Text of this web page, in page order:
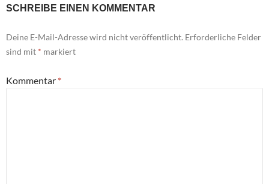
SCHREIBE EINEN KOMMENTAR
Deine E-Mail-Adresse wird nicht veröffentlicht. Erforderliche Felder
sind mit * markiert
Kommentar *